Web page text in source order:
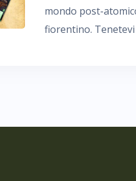
mondo post-
fiorentino.